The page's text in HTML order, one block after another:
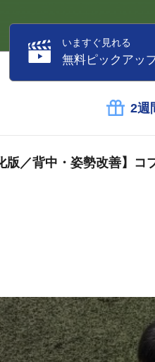
いますぐ見れる
無料ピックアッ
2週
版／背中・姿勢改善】コ